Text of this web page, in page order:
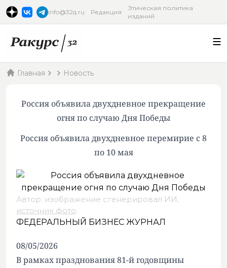
info@32q.ru Редакция
Этическая политика
изданий
Главная Новость
Россия объявила двухдневное прекращение
огня по случаю Дня Победы
Россия объявила двухдневное перемирие с 8
по 10 мая
Автор: изображение сгенерировал ИИ,
источник фото.
ФЕДЕРАЛЬНЫЙ БИЗНЕС ЖУРНАЛ
08/05/2026
В рамках празднования 81-й годовщины